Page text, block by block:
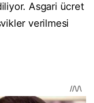
Asgari ücret
verilmesi